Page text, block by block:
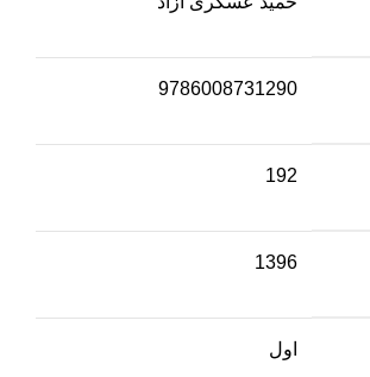
9786008731290
192
1396
اول